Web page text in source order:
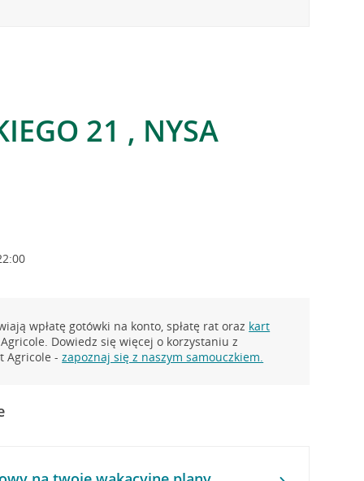
21 , NYSA
wpłatę gotówki na konto, spłatę rat oraz kart
Dowiedz się więcej o korzystaniu z
Agricole -zapoznaj się z naszym samouczkiem.